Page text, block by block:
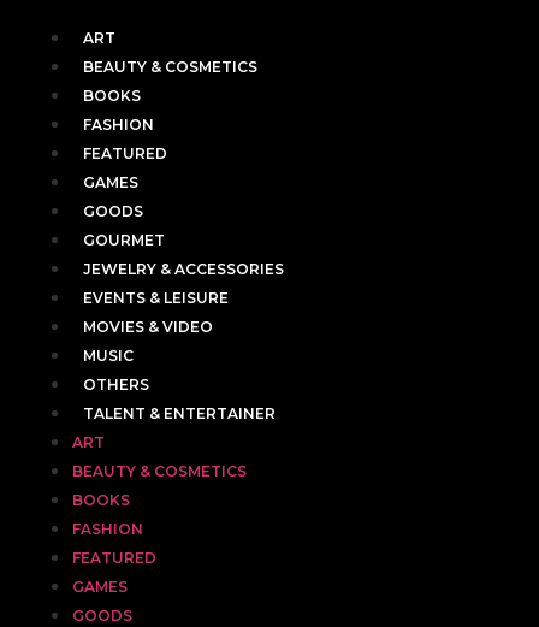
ART
BEAUTY & COSMETICS
BOOKS
FASHION
FEATURED
GAMES
GOODS
GOURMET
JEWELRY & ACCESSORIES
EVENTS & LEISURE
MOVIES & VIDEO
MUSIC
OTHERS
TALENT & ENTERTAINER
ART
BEAUTY & COSMETICS
BOOKS
FASHION
FEATURED
GAMES
GOODS